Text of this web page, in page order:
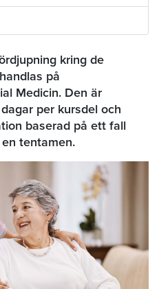
kring de
på
Medicin. Den är
per kursdel och
baserad på ett fall
tentamen.